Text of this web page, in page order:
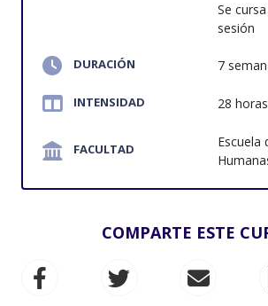
Se
sesión
DURACIÓN 7
INTENSIDAD 28 horas
FACULTAD
Escuela
COMPARTE ESTE